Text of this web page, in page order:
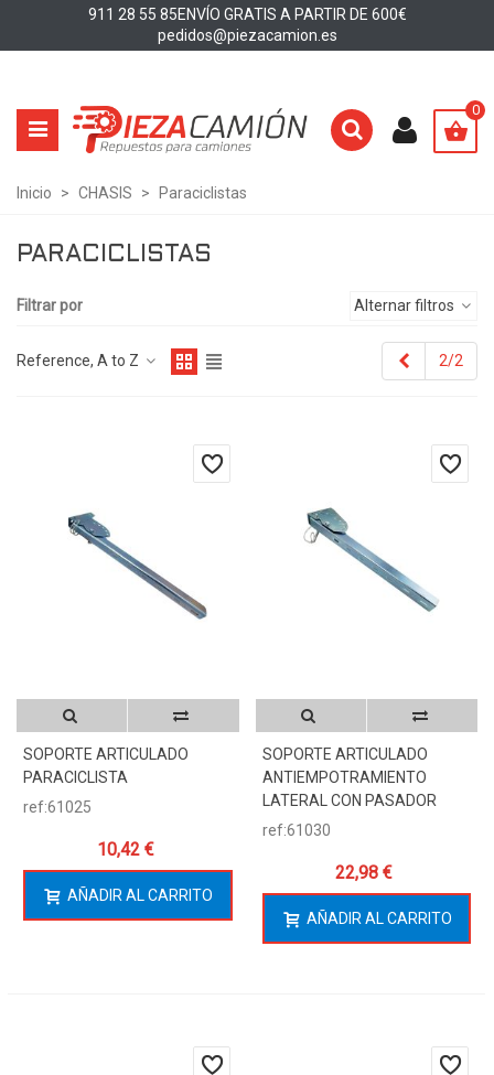
911 28 55 85ENVÍO GRATIS A PARTIR DE 600€
pedidos@piezacamion.es
0
Inicio > CHASIS > Paraciclistas
PARACICLISTAS
Filtrar por Alternar filtros
Reference, A to Z Anterior
2/2
SOPORTE ARTICULADO
PARACICLISTA
ref:61025
10,42 €
AÑADIR AL CARRITO
SOPORTE ARTICULADO
ANTIEMPOTRAMIENTO
LATERAL CON PASADOR
ref:61030
22,98 €
AÑADIR AL CARRITO